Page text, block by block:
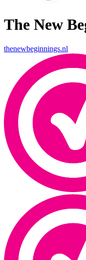
The New
thenewbeginnings.nl